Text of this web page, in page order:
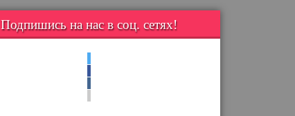
Подпишись на нас в соц. сетях!